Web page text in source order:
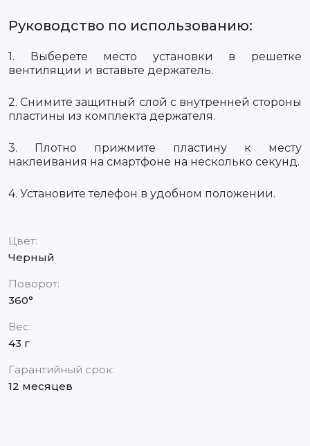
Руководство по использованию:
1. Выберете место установки в решетке
вентиляции и вставьте держатель.
2. Снимите защитный слой с внутренней стороны
пластины из комплекта держателя.
3. Плотно прижмите пластину к месту
наклеивания на смартфоне на несколько секунд.
4. Установите телефон в удобном положении.
Цвет:
Черный
Поворот:
360°
Вес:
43 г
Гарантийный срок:
12 месяцев